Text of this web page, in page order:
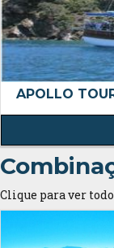
APOLLO
Clique para ver